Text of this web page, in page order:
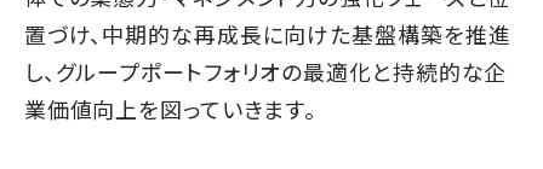
置づけ、中期的な再成長に向けた基盤構築を推進
し、グループポートフォリオの最適化と持続的な企
業価値向上を図っていきます。